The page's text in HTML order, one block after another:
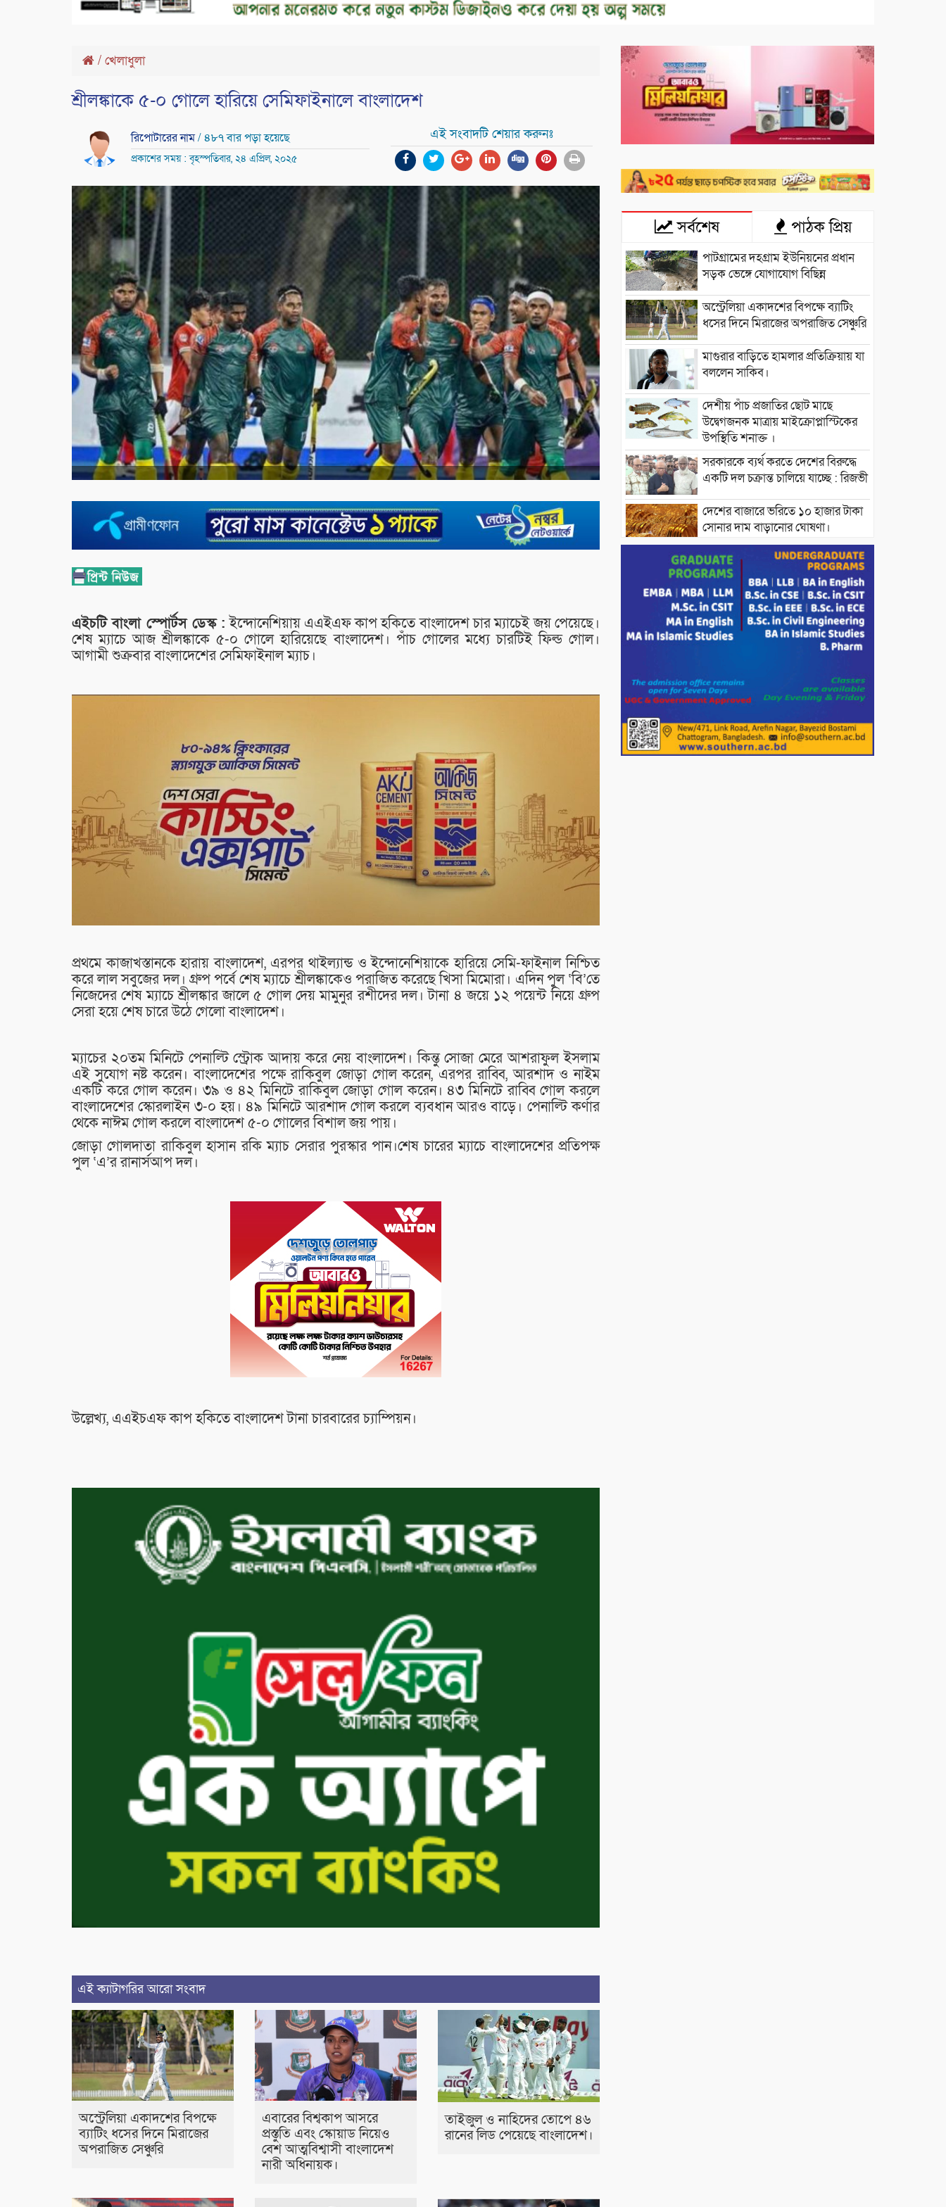
/ খেলাধুলা
শ্রীলঙ্কাকে ৫-০ গোলে হারিয়ে সেমিফাইনালে বাংলাদেশ
রিপোটারের নাম/ ৪৮৭ বার পড়া হয়েছে
প্রকাশের সময় : বৃহস্পতিবার, ২৪ এপ্রিল, ২০২৫
এই সংবাদটি শেয়ার করুনঃ
এইচটি বাংলা স্পোর্টস ডেস্ক : ইন্দোনেশিয়ায় এএইএফ কাপ হকিতে বাংলাদেশ চার ম্যাচেই জয় পেয়েছে।
শেষ ম্যাচে আজ শ্রীলঙ্কাকে ৫-০ গোলে হারিয়েছে বাংলাদেশ। পাঁচ গোলের মধ্যে চারটিই ফিল্ড গোল।
আগামী শুক্রবার বাংলাদেশের সেমিফাইনাল ম্যাচ।
প্রথমে কাজাখস্তানকে হারায় বাংলাদেশ, এরপর থাইল্যান্ড ও ইন্দোনেশিয়াকে হারিয়ে সেমি-ফাইনাল নিশ্চিত
করে লাল সবুজের দল। গ্রুপ পর্বে শেষ ম্যাচে শ্রীলঙ্কাকেও পরাজিত করেছে খিসা মিমোরা। এদিন পুল ‘বি’তে
নিজেদের শেষ ম্যাচে শ্রীলঙ্কার জালে ৫ গোল দেয় মামুনুর রশীদের দল। টানা ৪ জয়ে ১২ পয়েন্ট নিয়ে গ্রুপ
সেরা হয়ে শেষ চারে উঠে গেলো বাংলাদেশ।
ম্যাচের ২০তম মিনিটে পেনাল্টি স্ট্রোক আদায় করে নেয় বাংলাদেশ। কিন্তু সোজা মেরে আশরাফুল ইসলাম
এই সুযোগ নষ্ট করেন। বাংলাদেশের পক্ষে রাকিবুল জোড়া গোল করেন, এরপর রাব্বি, আরশাদ ও নাইম
একটি করে গোল করেন। ৩৯ ও ৪২ মিনিটে রাকিবুল জোড়া গোল করেন। ৪৩ মিনিটে রাব্বি গোল করলে
বাংলাদেশের স্কোরলাইন ৩-০ হয়। ৪৯ মিনিটে আরশাদ গোল করলে ব্যবধান আরও বাড়ে। পেনাল্টি কর্ণার
থেকে নাঈম গোল করলে বাংলাদেশ ৫-০ গোলের বিশাল জয় পায়।
জোড়া গোলদাতা রাকিবুল হাসান রকি ম্যাচ সেরার পুরস্কার পান।শেষ চারের ম্যাচে বাংলাদেশের প্রতিপক্ষ
পুল ‘এ’র রানার্সআপ দল।
উল্লেখ্য, এএইচএফ কাপ হকিতে বাংলাদেশ টানা চারবারের চ্যাম্পিয়ন।
এই ক্যাটাগরির আরো সংবাদ
অস্ট্রেলিয়া একাদশের বিপক্ষে
ব্যাটিং ধসের দিনে মিরাজের
অপরাজিত সেঞ্চুরি
এবারের বিশ্বকাপ আসরে
প্রস্তুতি এবং স্কোয়াড নিয়েও
বেশ আত্মবিশ্বাসী বাংলাদেশ
নারী অধিনায়ক।
তাইজুল ও নাহিদের তোপে ৪৬
রানের লিড পেয়েছে বাংলাদেশ।
সর্বশেষ পাঠক প্রিয়
পাটগ্রামের দহগ্রাম ইউনিয়নের প্রধান
সড়ক ভেঙ্গে যোগাযোগ বিছিন্ন
অস্ট্রেলিয়া একাদশের বিপক্ষে ব্যাটিং
ধসের দিনে মিরাজের অপরাজিত সেঞ্চুরি
মাগুরার বাড়িতে হামলার প্রতিক্রিয়ায় যা
বললেন সাকিব।
দেশীয় পাঁচ প্রজাতির ছোট মাছে
উদ্বেগজনক মাত্রায় মাইক্রোপ্লাস্টিকের
উপস্থিতি শনাক্ত ।
সরকারকে ব্যর্থ করতে দেশের বিরুদ্ধে
একটি দল চক্রান্ত চালিয়ে যাচ্ছে : রিজভী
দেশের বাজারে ভরিতে ১০ হাজার টাকা
সোনার দাম বাড়ানোর ঘোষণা।
ভারপ্রাপ্ত রাষ্ট্রপতি হাফিজ উদ্দিন
আহমদের সাথে এইচটি বাংলা অনলাইন
পোর্টাল ও আইপি টিভির সম্পাদক মোঃ
ইসমাইল হোসেনের সৌজন্য সাক্ষাৎ।
পাটগ্রামে জুলাই অভ্যুত্থান দিবস
উপলক্ষে ১১দলীয় গণ মিছিল ও গণ
পোরশায় গণঅভ্যুত্থান দিবসে শহিদ ও
জুলাই যোদ্ধাদের সংবর্ধনা।
১১ দলীয় ঐক্য পোরশা উপজেলা শাখার
আয়োজনে ৫ আগস্ট জুলাই অভ্যুত্থানের